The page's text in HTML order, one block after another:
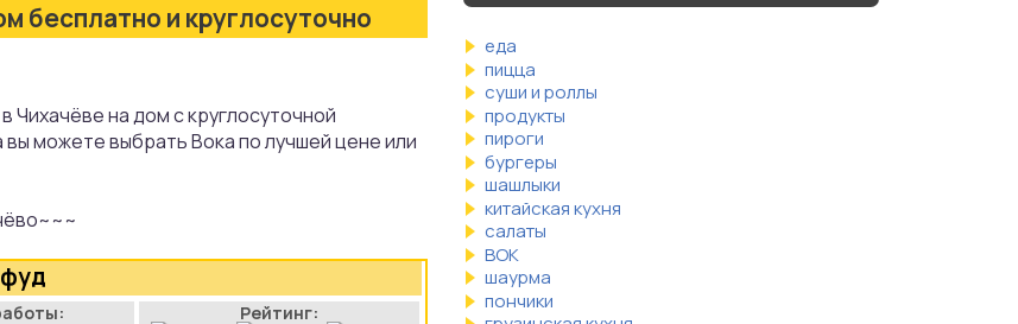
бесплатно и круглосуточно
Чихачёве на дом с круглосуточной
можете выбрать Вока по лучшей цене или
Рейтинг:
еда
пицца
суши и роллы
продукты
пироги
бургеры
шашлыки
китайская кухня
салаты
ВОК
шаурма
пончики